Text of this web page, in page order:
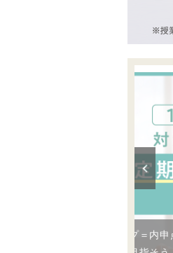
定期テストの点数アップ＝内